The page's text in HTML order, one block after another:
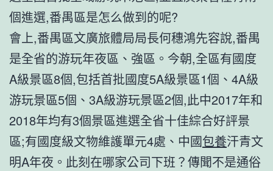
個進選,番禺區是怎么做到的呢?
會上,番禺區文廣旅體局局長何穗鴻先容說,番禺
是全省的游玩年夜區、強區。今朝,全區有國度
A級景區8個,包括首批國度5A級景區1個、4A級
游玩景區5個、3A級游玩景區2個,此中2017年和
2018年均有3個景區進選全省十佳綜合好評景
區;有國度級文物維護單元4處、中國包養汗青文
明A年夜。此刻在哪家公司下班？傳聞不是通俗